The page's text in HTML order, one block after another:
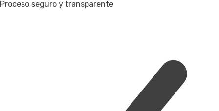
Proceso seguro y transparente